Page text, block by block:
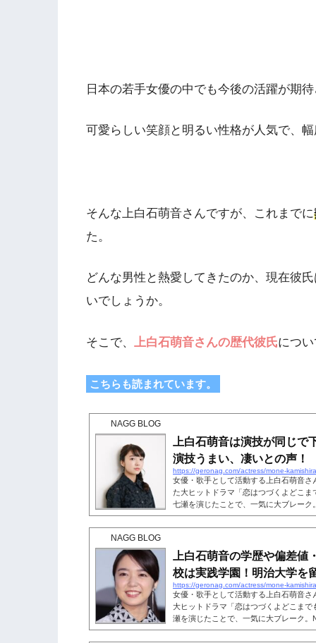
日本の若手女優の中でも今後の活躍が期
可愛らしい笑顔と明るい性格が人気で、
そんな上白石萌音さんですが、これまでに
た。
どんな男性と熱愛してきたのか、現在彼
いでしょうか。
そこで、 上白石萌音さんの歴代彼氏につ
こちらも読まれています。
NAGG BLOG
上白石萌音は演技が同じで
演技うまい、凄いとの声！
https://geronag.com/actress/mone-
女優・歌手として活動する上白石萌音
た大ヒットドラマ「恋はつづくよどこ
七瀬を演じたことで、一気に大ブレー
キングサイト「gooランキング」では、
ランキングで第2位に選ばれるなど、華
いのある女優といっても過言ではあり
映画に出演することもあり、上...
NAGG BLOG
上白石萌音の学歴や偏差値
校は実践学園！明治大学を
https://geronag.com/actress/mone-
女優・歌手として活動する上白石萌音
大ヒットドラマ「恋はつづくよどこま
瀬を演じたことで、一気に大ブレーク
ングサイト「gooランキング」では、今